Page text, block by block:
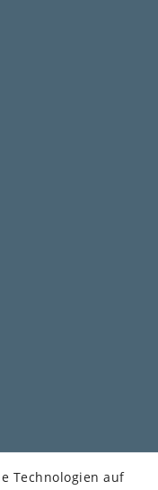
Technologien auf